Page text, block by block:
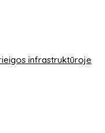
infrastruktūroje